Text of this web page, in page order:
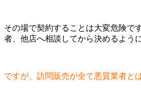
その場で契約することは大変危険で
者、他店へ相談してから決めるよう
ですが、訪問販売が全て悪質業者と